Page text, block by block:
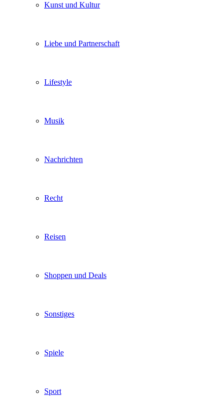
Kunst und Kultur
Liebe und Partnerschaft
Lifestyle
Musik
Nachrichten
Recht
Reisen
Shoppen und Deals
Sonstiges
Spiele
Sport